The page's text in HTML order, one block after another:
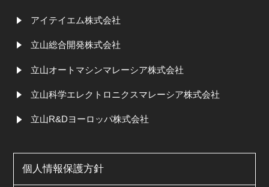
アイテイエム株式会社
立山総合開発株式会社
立山オートマシンマレーシア株式会社
立山科学エレクトロニクスマレーシア株式会社
立山R&Dヨーロッパ株式会社
個人情報保護方針